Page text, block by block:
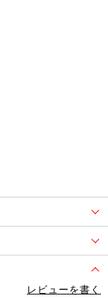
レビューを書く